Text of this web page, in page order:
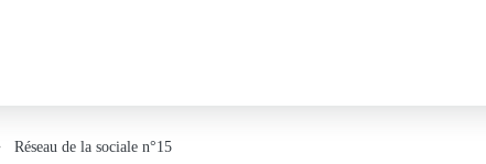
Réseau de la sociale n°15